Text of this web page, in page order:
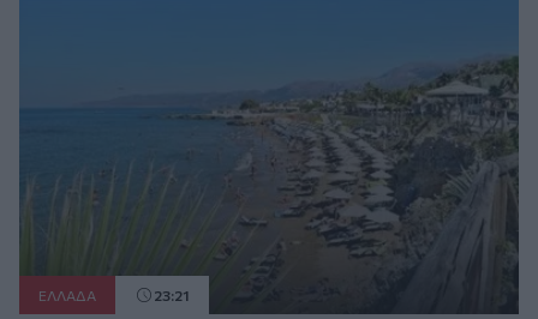
ΕΛΛAΔΑ 23:21